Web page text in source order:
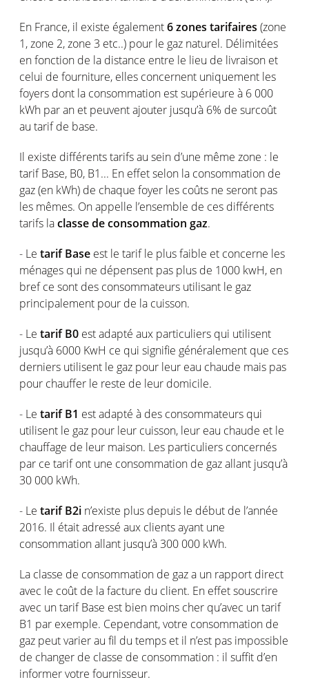
En France, il existe également6 zones tarifaires (zone
1, zone 2, zone 3 etc..) pour le gaz naturel. Délimitées
en fonction de la distance entre le lieu de livraison et
celui de fourniture, elles concernent uniquement les
foyers dont la consommation est supérieure à 6 000
kWh par an et peuvent ajouter jusqu’à 6% de surcoût
au tarif de base.
Il existe différents tarifs au sein d’une même zone : le
tarif Base, B0, B1... En effet selon la consommation de
gaz (en kWh) de chaque foyer les coûts ne seront pas
les mêmes. On appelle l’ensemble de ces différents
tarifs laclasse de consommation gaz.
- Le tarif Base est le tarif le plus faible et concerne les
ménages qui ne dépensent pas plus de 1000 kwH, en
bref ce sont des consommateurs utilisant le gaz
principalement pour de la cuisson.
- Le tarif B0 est adapté aux particuliers qui utilisent
jusqu’à 6000 KwH ce qui signifie généralement que ces
derniers utilisent le gaz pour leur eau chaude mais pas
pour chauffer le reste de leur domicile.
- Le tarif B1 est adapté à des consommateurs qui
utilisent le gaz pour leur cuisson, leur eau chaude et le
chauffage de leur maison. Les particuliers concernés
par ce tarif ont une consommation de gaz allant jusqu’à
30 000 kWh.
- Le tarif B2i n’existe plus depuis le début de l’année
2016. Il était adressé aux clients ayant une
consommation allant jusqu’à 300 000 kWh.
La classe de consommation de gaz a un rapport direct
avec le coût de la facture du client. En effet souscrire
avec un tarif Base est bien moins cher qu’avec un tarif
B1 par exemple. Cependant, votre consommation de
gaz peut varier au fil du temps et il n’est pas impossible
de changer de classe de consommation : il suffit d’en
informer votre fournisseur.